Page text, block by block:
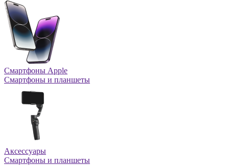
Смартфоны Apple
Смартфоны и планшеты
Аксессуары
Смартфоны и планшеты